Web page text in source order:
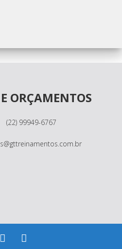
ORÇAMENTOS
(22) 99949-6767